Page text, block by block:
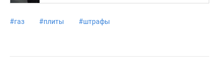
#газ #плиты #штрафы